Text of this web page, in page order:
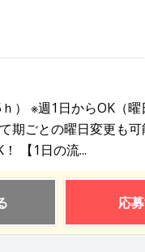
） ※週1日からOK（
期ごとの曜日変更も
【1日の流...
応